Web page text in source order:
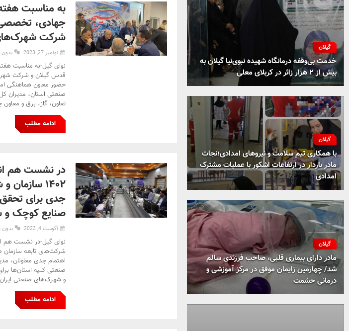
گیلان
خدمت بی‌وقفه درمانگاه شهیده نبوی‌نیا گیلان به
بیش از ۲ هزار زائر در کربلای معلی
گیلان
با همکاری تیم سلامت و نیروهای امدادی؛نجات
مادر باردار در ارتفاعات اشکور با عملیات مشترک
امدادی
گیلان
مادر دارای بیماری قلبی، صاحب فرزندی سالم
شد/ چهارمین زایمان موفق در مرکز آموزشی و
درمانی حشمت
به مناسبت
جهادی،
شرکت
نوامبر 27, 2023 بدون
نوای گیل-به مناسبت
قدس گیلان و شرکت
حضور معاون هماهنگی
صنعتی استان، مدیران
تعاون، گاز، برق و
ادامه مطلب
در نشست هم
۱۴۰۲
جدی برای تحقق
صنایع کوچک و
آگوست 4, 2023 بدون
شرکت‌های تابعه سازمان
اهتمام جدی معاونان،
صنعتی کلیه استان‌ها
و شهرک‌های صنعتی
ادامه مطلب